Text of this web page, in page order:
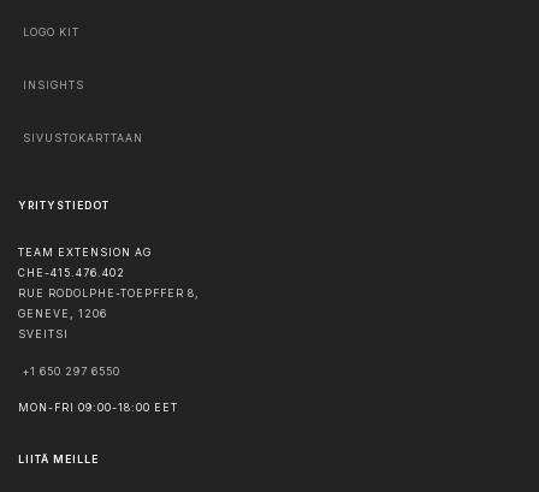
LOGO KIT
INSIGHTS
SIVUSTOKARTTAAN
YRITYSTIEDOT
TEAM EXTENSION AG
CHE-415.476.402
RUE RODOLPHE-TOEPFFER 8,
GENEVE , 1206
SVEITSI
+1 650 297 6550
MON-FRI 09:00-18:00 EET
LIITÄ MEILLE